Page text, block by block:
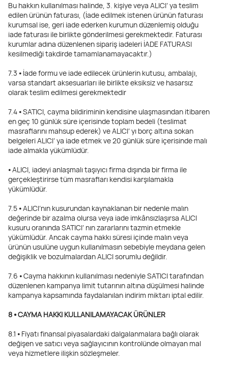
Bu hakkın kullanılması halinde, 3. kişiye veya ALICI’ ya teslim
edilen ürünün faturası, (İade edilmek istenen ürünün faturası
kurumsal ise, geri iade ederken kurumun düzenlemiş olduğu
iade faturası ile birlikte gönderilmesi gerekmektedir. Faturası
kurumlar adına düzenlenen sipariş iadeleri İADE FATURASI
kesilmediği takdirde tamamlanamayacaktır.)
7.3 ⦁ İade formu ve iade edilecek ürünlerin kutusu, ambalajı,
varsa standart aksesuarları ile birlikte eksiksiz ve hasarsız
olarak teslim edilmesi gerekmektedir
7.4 ⦁ SATICI, cayma bildiriminin kendisine ulaşmasından itibaren
en geç 10 günlük süre içerisinde toplam bedeli (teslimat
masraflarını mahsup ederek) ve ALICI’ yı borç altına sokan
belgeleri ALICI’ ya iade etmek ve 20 günlük süre içerisinde malı
iade almakla yükümlüdür.
⦁ ALICI, iadeyi anlaşmalı taşıyıcı firma dışında bir firma ile
gerçekleştirirse tüm masrafları kendisi karşılamakla
yükümlüdür.
7.5 ⦁ ALICI’nın kusurundan kaynaklanan bir nedenle malın
değerinde bir azalma olursa veya iade imkânsızlaşırsa ALICI
kusuru oranında SATICI’ nın zararlarını tazmin etmekle
yükümlüdür. Ancak cayma hakkı süresi içinde malın veya
ürünün usulüne uygun kullanılmasın sebebiyle meydana gelen
değişiklik ve bozulmalardan ALICI sorumlu değildir.
7.6 ⦁ Cayma hakkının kullanılması nedeniyle SATICI tarafından
düzenlenen kampanya limit tutarının altına düşülmesi halinde
kampanya kapsamında faydalanılan indirim miktarı iptal edilir.
8 ⦁ CAYMA HAKKI KULLANILAMAYACAK ÜRÜNLER
8.1 ⦁ Fiyatı finansal piyasalardaki dalgalanmalara bağlı olarak
değişen ve satıcı veya sağlayıcının kontrolünde olmayan mal
veya hizmetlere ilişkin sözleşmeler.